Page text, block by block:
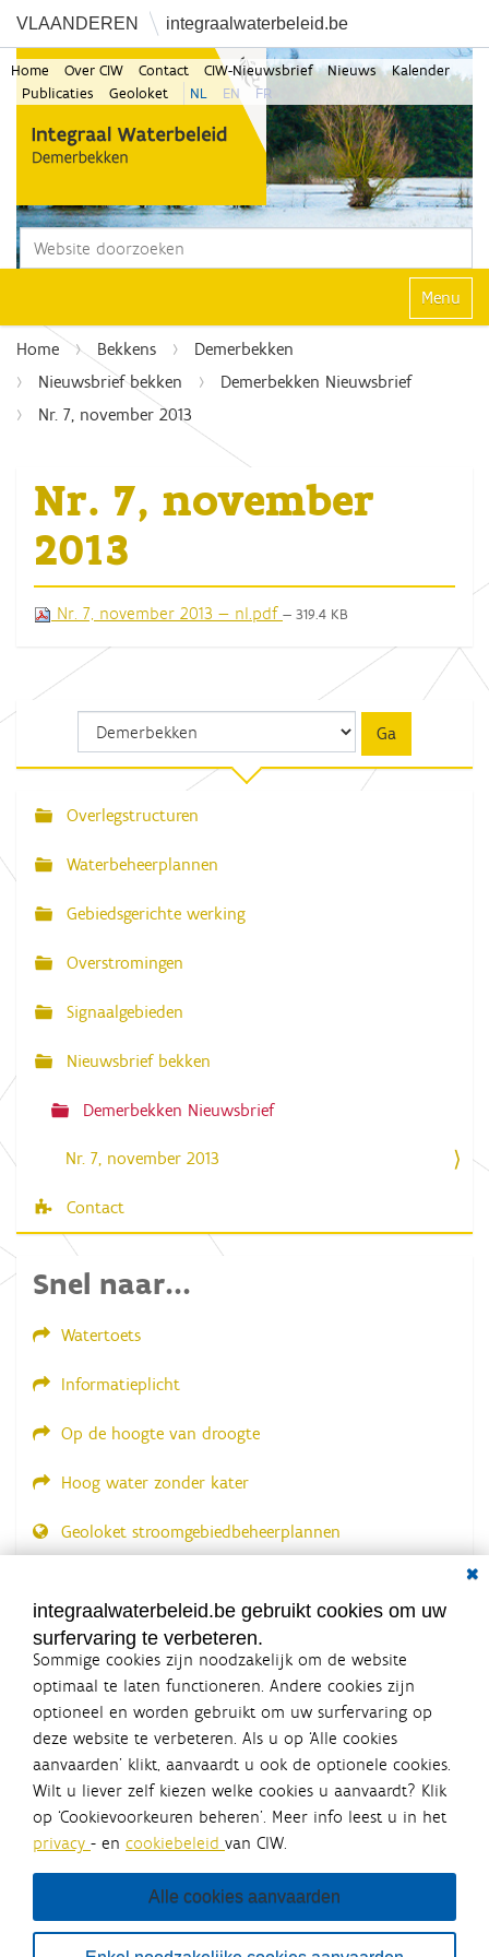
VLAANDEREN integraalwaterbeleid.be
Zoek
Home Over CIW Contact CIW-Nieuwsbrief Nieuws
Kalender
Publicaties
Geoloket NL EN FR
Klap
Home Bekkens
Demerbekken
Nieuwsbrief bekken
Demerbekken Nieuwsbrief
Nr. 7, november 2013
Nr. 7, november
2013
Nr. 7, november 2013 — nl.pdf — 319.4 KB
N
a
i
g
t
Overlegstructuren
Waterbeheerplannen
Gebiedsgerichte werking
Overstromingen
Signaalgebieden
Nieuwsbrief bekken
Demerbekken Nieuwsbrief
Nr. 7, november 2013
Contact
Snel naar...
Watertoets
Informatieplicht
Op de hoogte van droogte
Hoog water zonder kater
Geoloket stroomgebiedbeheerplannen
LOGIN VEREIST
integraalwaterbeleid.be gebruikt cookies om uw
surfervaring te verbeteren.
Sommige cookies zijn noodzakelijk om de website
optimaal te laten functioneren. Andere cookies zijn
optioneel en worden gebruikt om uw surfervaring op
deze website te verbeteren. Als u op ‘Alle cookies
aanvaarden’ klikt, aanvaardt u ook de optionele cookies.
Wilt u liever zelf kiezen welke cookies u aanvaardt? Klik
op ‘Cookievoorkeuren beheren’. Meer info leest u in het
privacy - en cookiebeleid van CIW.
Alle cookies aanvaarden
Integraalwaterbeleid.be is een
officiële website van de Vlaamse
overheid
uitgegeven door Coördinatiecommissie Integraal
Waterbeleid
De Coördinatiecommissie Integraal Waterbeleid (CIW) is een
bestuursniveaus die bij het waterbeleid betrokken zijn. Ook
waterbedrijven nemen deel aan het overleg. Deze
samenwerking zorgt voor een gecoördineerde en
geïntegreerde aanpak van het waterbeleid en waterbeheer